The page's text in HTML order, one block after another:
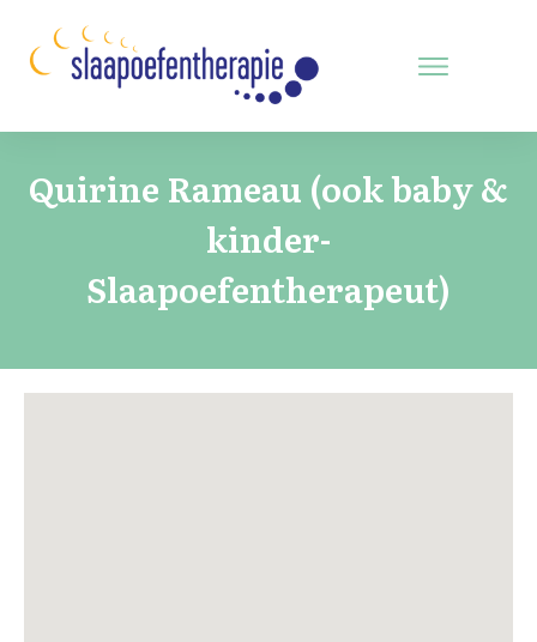
Quirine Rameau (ook baby &
kinder-
Slaapoefentherapeut)